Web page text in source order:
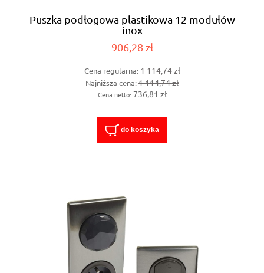
Puszka podłogowa plastikowa 12 modułów
inox
906,28 zł
Cena regularna:1 114,74 zł
Najniższa cena:1 114,74 zł
Cena netto: 736,81 zł
do koszyka